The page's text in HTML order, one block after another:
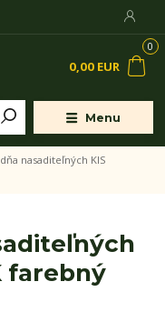
Menu
0
0,00 EUR
nasaditeľných KIS
farebný